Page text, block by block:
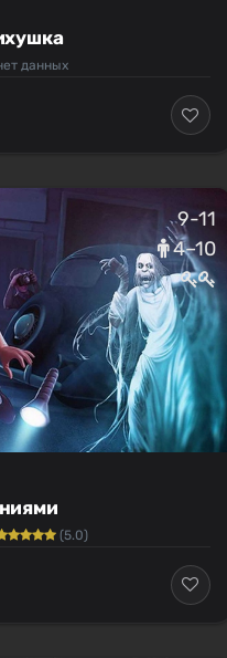
данных
9-11
4–10
(5.0)